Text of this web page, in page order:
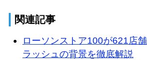
関連記事
ローソンストア100が621店
ラッシュの背景を徹底解説